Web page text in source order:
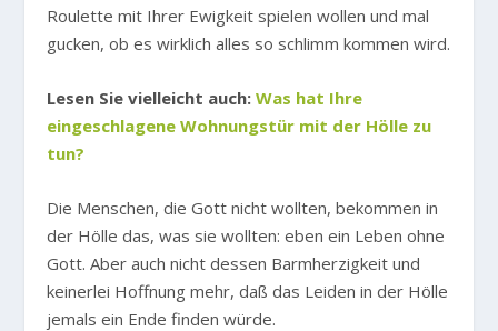
Roulette mit Ihrer Ewigkeit spielen wollen und mal
gucken, ob es wirklich alles so schlimm kommen wird.
Lesen Sie vielleicht auch:Was hat Ihre
eingeschlagene Wohnungstür mit der Hölle zu
tun?
Die Menschen, die Gott nicht wollten, bekommen in
der Hölle das, was sie wollten: eben ein Leben ohne
Gott. Aber auch nicht dessen Barmherzigkeit und
keinerlei Hoffnung mehr, daß das Leiden in der Hölle
jemals ein Ende finden würde.